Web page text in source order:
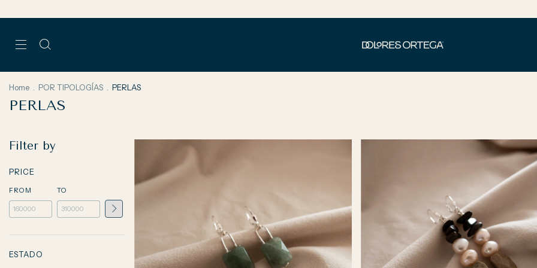
Home POR TIPOLOGÍAS PERLAS
PERLAS
Filter by
PRICE
FROM TO
ESTADO